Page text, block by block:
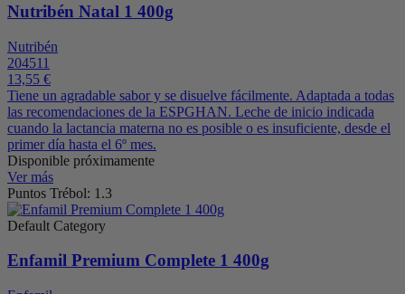
Nutribén Natal 1 400g
Nutribén
204511
13,55 €
Tiene un agradable sabor y se disuelve fácilmente. Adaptada a todas
las recomendaciones de la ESPGHAN. Leche de inicio indicada
cuando la lactancia materna no es posible o es insuficiente, desde el
primer día hasta el 6º mes.
Disponible próximamente
Ver más
Puntos Trébol: 1.3
Default Category
Enfamil Premium Complete 1 400g